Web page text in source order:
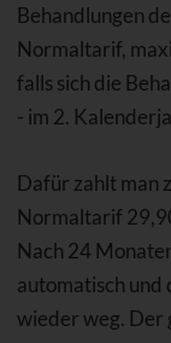
Behandlungen
Normaltarif,
falls sich die
- im 2.
Dafür zahlt man
Normaltarif
Nach 24
automatisch
wieder weg.